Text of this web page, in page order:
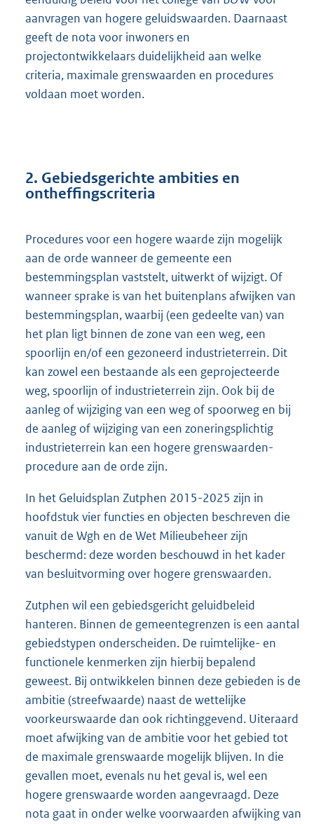
aanvragen van hogere geluidswaarden. Daarnaast
geeft de nota voor inwoners en
projectontwikkelaars duidelijkheid aan welke
criteria, maximale grenswaarden en procedures
voldaan moet worden.
2. Gebiedsgerichte ambities en
ontheffingscriteria
Procedures voor een hogere waarde zijn mogelijk
aan de orde wanneer de gemeente een
bestemmingsplan vaststelt, uitwerkt of wijzigt. Of
wanneer sprake is van het buitenplans afwijken van
bestemmingsplan, waarbij (een gedeelte van) van
het plan ligt binnen de zone van een weg, een
spoorlijn en/of een gezoneerd industrieterrein. Dit
kan zowel een bestaande als een geprojecteerde
weg, spoorlijn of industrieterrein zijn. Ook bij de
aanleg of wijziging van een weg of spoorweg en bij
de aanleg of wijziging van een zoneringsplichtig
industrieterrein kan een hogere grenswaarden-
procedure aan de orde zijn.
In het Geluidsplan Zutphen 2015-2025 zijn in
hoofdstuk vier functies en objecten beschreven die
vanuit de Wgh en de Wet Milieubeheer zijn
beschermd: deze worden beschouwd in het kader
van besluitvorming over hogere grenswaarden.
Zutphen wil een gebiedsgericht geluidbeleid
hanteren. Binnen de gemeentegrenzen is een aantal
gebiedstypen onderscheiden. De ruimtelijke- en
functionele kenmerken zijn hierbij bepalend
geweest. Bij ontwikkelen binnen deze gebieden is de
ambitie (streefwaarde) naast de wettelijke
voorkeurswaarde dan ook richtinggevend. Uiteraard
moet afwijking van de ambitie voor het gebied tot
de maximale grenswaarde mogelijk blijven. In die
gevallen moet, evenals nu het geval is, wel een
hogere grenswaarde worden aangevraagd. Deze
nota gaat in onder welke voorwaarden afwijking van